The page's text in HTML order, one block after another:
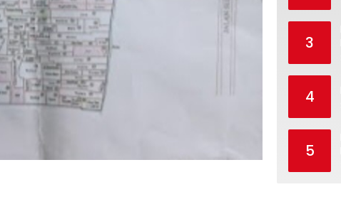
3
4
5